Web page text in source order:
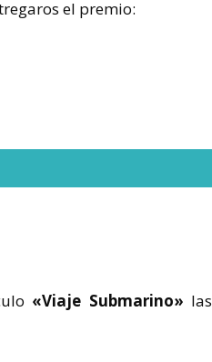
el premio:
«Viaje Submarino» las